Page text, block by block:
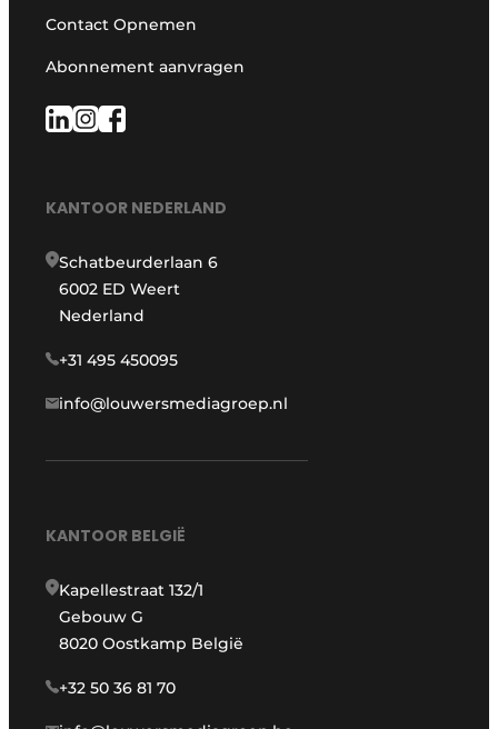
Contact Opnemen
Abonnement aanvragen
KANTOOR NEDERLAND
Schatbeurderlaan 6
6002 ED Weert
Nederland
+31 495 450095
info@louwersmediagroep.nl
KANTOOR BELGIË
Kapellestraat 132/1
Gebouw G
8020 Oostkamp België
+32 50 36 81 70